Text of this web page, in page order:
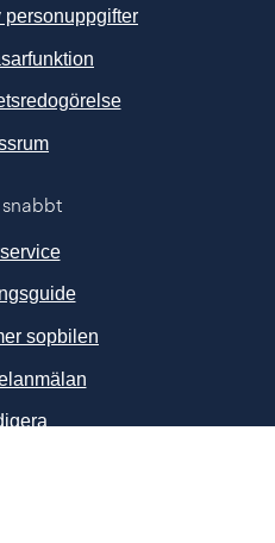
personuppgifter
Länk till annan webbplats,
sopbilen
medier